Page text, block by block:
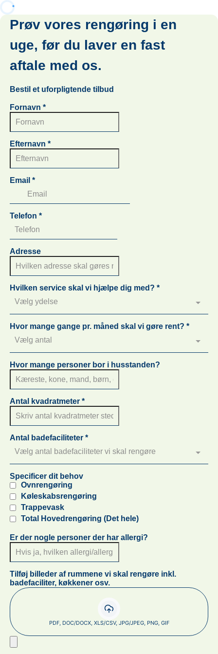
Prøv vores rengøring i en
uge, før du laver en fast
aftale med os.
Bestil et uforpligtende tilbud
Fornavn *
Efternavn *
Email *
Telefon *
Adresse
Hvilken service skal vi hjælpe dig med? *
Vælg ydelse
Hvor mange gange pr. måned skal vi gøre rent? *
Vælg antal
Hvor mange personer bor i husstanden?
Antal kvadratmeter *
Antal badefaciliteter *
Vælg antal badefaciliteter vi skal rengøre
Specificer dit behov
Ovnrengøring
Køleskabsrengøring
Trappevask
Total Hovedrengøring (Det hele)
Er der nogle personer der har allergi?
Tilføj billeder af rummene vi skal rengøre inkl.
badefaciliter, køkkener osv.
PDF, DOC/DOCX, XLS/CSV, JPG/JPEG, PNG, GIF